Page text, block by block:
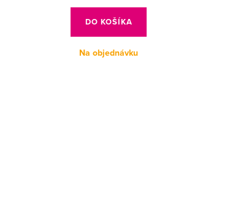
cena:
DO KOŠÍKA
Na objednávku